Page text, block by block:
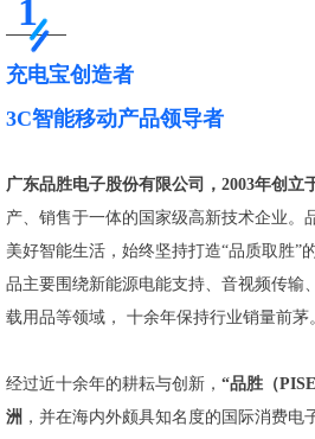
1
充电宝创造者
3C智能移动产品领导者
广东品胜电子股份有限公司，2003年创立
产、销售于一体的国家级高新技术企业。
美好智能生活，始终坚持打造“品质取胜”
品主要围绕新能源电能支持、音视频传输
载用品等领域， 十余年保持行业销量前茅
经过近十余年的耕耘与创新， “品胜（
洲 ，并在海内外颇具知名度的国际消费电